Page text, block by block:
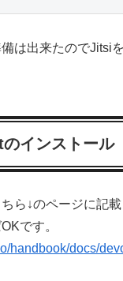
は出来たのでJitsi
インストール
ら↓のページに記
です。
handbook/docs/